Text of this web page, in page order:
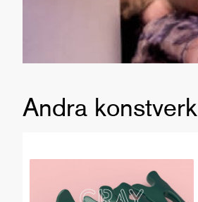
Andra konstverk